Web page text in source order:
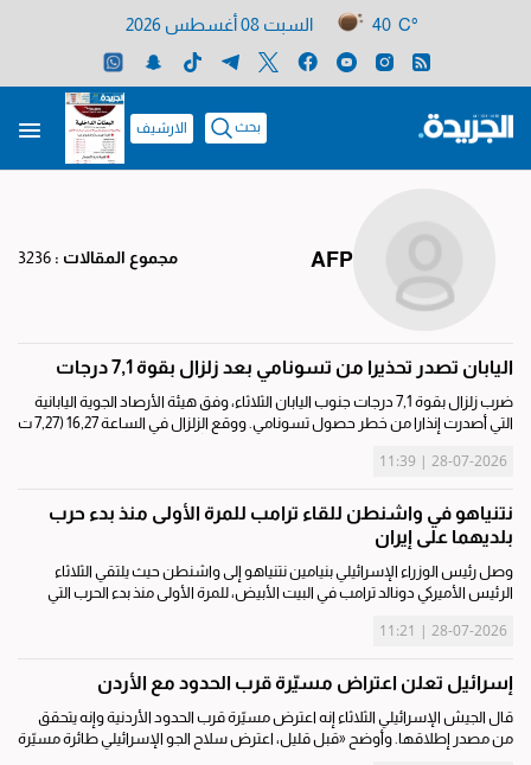
40 C° السبت 08 أغسطس 2026
بحث الارشيف
AFP مجموع المقالات :
اليابان تصدر تحذيرا من تسونامي بعد زلزال بقوة 7,1 درجات
ضرب زلزال بقوة 7,1 درجات جنوب اليابان الثلاثاء، وفق هيئة الأرصاد الجوية اليابانية
التي أصدرت إنذارا من خطر حصول تسونامي. ووقع الزلزال في الساعة 16,27 (7,27 ت
28-07-2026 | 11:39
نتنياهو في واشنطن للقاء ترامب للمرة الأولى منذ بدء حرب
بلديهما على إيران
وصل رئيس الوزراء الإسرائيلي بنيامين نتنياهو إلى واشنطن حيث يلتقي الثلاثاء
الرئيس الأميركي دونالد ترامب في البيت الأبيض، للمرة الأولى منذ بدء الحرب التي
28-07-2026 | 11:21
إسرائيل تعلن اعتراض مسيّرة قرب الحدود مع الأردن
قال الجيش الإسرائيلي الثلاثاء إنه اعترض مسيّرة قرب الحدود الأردنية وإنه يتحقق
من مصدر إطلاقها. وأوضح «قبل قليل، اعترض سلاح الجو الإسرائيلي طائرة مسيّرة